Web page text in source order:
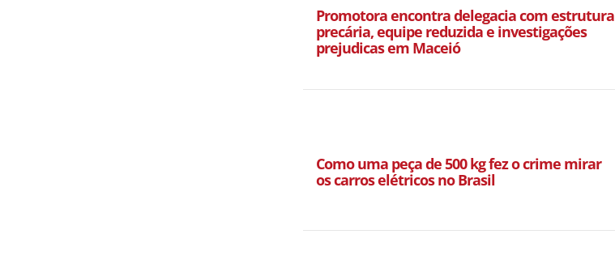
Promotora encontra delegacia com estrutura
precária, equipe reduzida e investigações
prejudicas em Maceió
Como uma peça de 500 kg fez o crime mirar
os carros elétricos no Brasil